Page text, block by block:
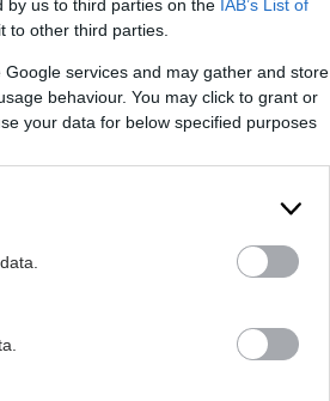
by us to third parties on the IAB’s List of
to other third parties.
services and may gather and store
behaviour. You may click to grant or
your data for below specified purposes
που ήδη
το στρες;
που έκαναν
μετά, έχοντας
με τις φίλες τους
την